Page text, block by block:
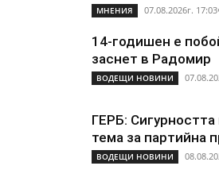
МНЕНИЯ 07.08.2026г.
14-годишен е
заснет в Радомир
ВОДЕЩИ НОВИНИ
ГЕРБ:
тема за партийна
ВОДЕЩИ НОВИНИ